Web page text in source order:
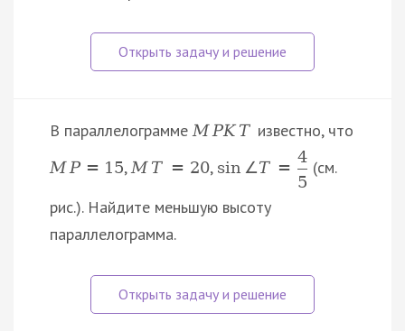
В параллелограммеM PK T известно, что
M P = 15,M T = 20, sin ∠T =
4
5
(см.
рис.). Найдите меньшую высоту
параллелограмма.